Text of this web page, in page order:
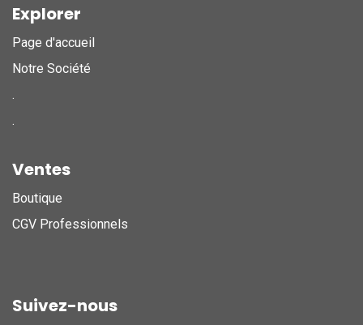
Explorer
Page d'accueil
Notre Société
.
.
Ventes
Boutique
CGV Professionnels
Suivez-nous